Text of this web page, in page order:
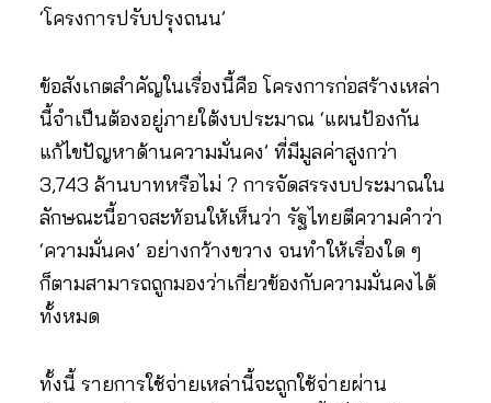
‘โครงการปรับปรุงถนน’
ข้อสังเกตสำคัญในเรื่องนี้คือ โครงการก่อสร้างเหล่า
นี้จำเป็นต้องอยู่ภายใต้งบประมาณ ‘แผนป้องกัน
แก้ไขปัญหาด้านความมั่นคง’ ที่มีมูลค่าสูงกว่า
3,743 ล้านบาทหรือไม่ ? การจัดสรรงบประมาณใน
ลักษณะนี้อาจสะท้อนให้เห็นว่า รัฐไทยตีความคำว่า
‘ความมั่นคง’ อย่างกว้างขวาง จนทำให้เรื่องใด ๆ
ก็ตามสามารถถูกมองว่าเกี่ยวข้องกับความมั่นคงได้
ทั้งหมด
ทั้งนี้ รายการใช้จ่ายเหล่านี้จะถูกใช้จ่ายผ่าน